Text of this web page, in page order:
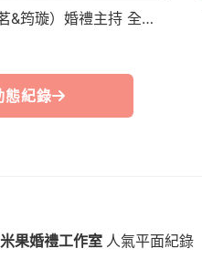
果婚禮工作室 人氣平面紀錄
114/11/1台中沙鹿成都（鴻茗&筠璇）婚禮主持 全記錄
態紀錄